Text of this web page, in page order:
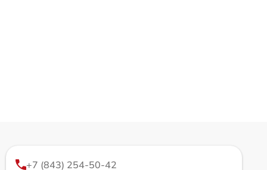
+7 (843) 254-50-42